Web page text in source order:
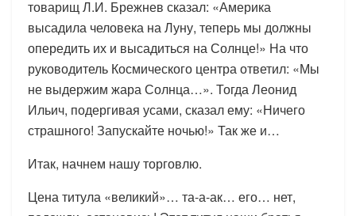
товарищ Л.И. Брежнев сказал: «Америка
высадила человека на Луну, теперь мы должны
опередить их и высадиться на Солнце!» На что
руководитель Космического центра ответил: «Мы
не выдержим жара Солнца…». Тогда Леонид
Ильич, подергивая усами, сказал ему: «Ничего
страшного! Запускайте ночью!» Так же и…
Итак, начнем нашу торговлю.
Цена титула «великий»… та-а-ак… его… нет,